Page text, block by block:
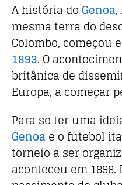
A história do Genoa,
mesma terra do
Colombo, começou
1893. O
britânica de
Europa, a começar
Para se ter uma
Genoa e o futebol
torneio a ser
aconteceu em 1898.